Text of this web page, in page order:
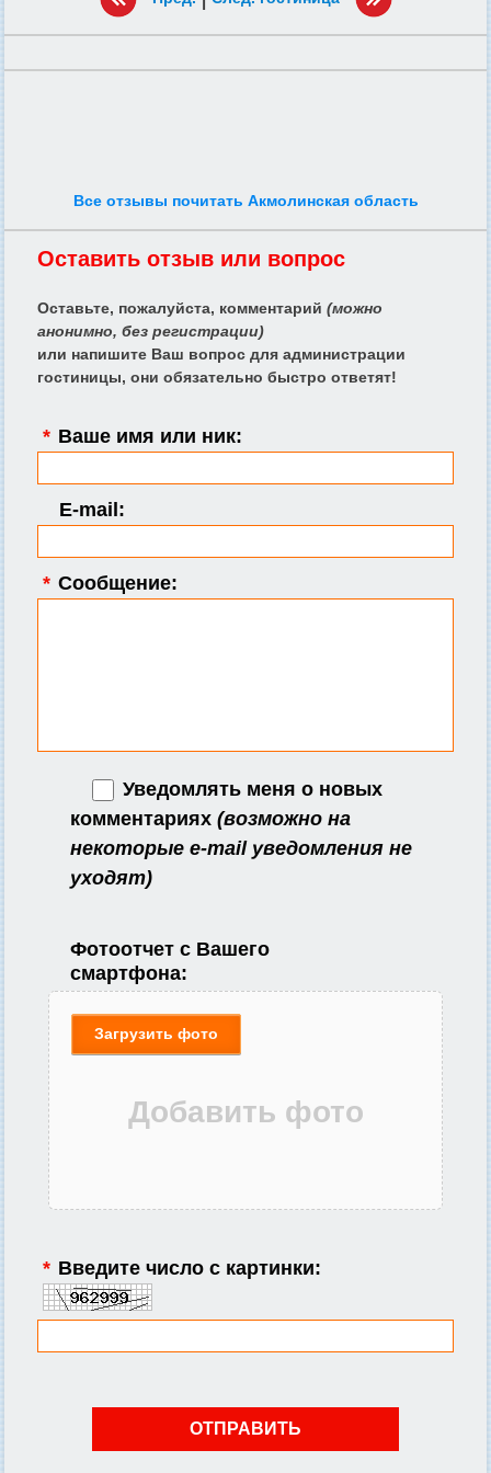
Все отзывы почитать Акмолинская область
Оставить отзыв или вопрос
Оставьте, пожалуйста, комментарий (можно
анонимно, без регистрации)
или напишите Ваш вопрос для администрации
гостиницы, они обязательно быстро ответят!
* Ваше имя или ник:
E-mail:
* Сообщение:
Уведомлять меня о новых
комментариях (возможно на
некоторые e-mail уведомления не
уходят)
Фотоотчет с Вашего
смартфона:
Загрузить фото
* Введите число с картинки: